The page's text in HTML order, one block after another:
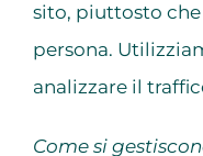
sito, piuttosto
persona.
analizzare il
Come si